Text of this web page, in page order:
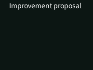
Improvement proposal